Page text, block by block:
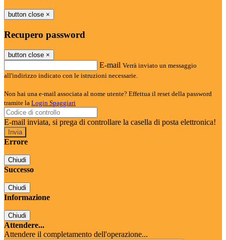
button close ×
Recupero password
button close ×
E-mail Verrà inviato un messaggio
all'indirizzo indicato con le istruzioni necessarie.
Non hai una e-mail associata al nome utente? Effettua il reset della password
tramite la Login Spaggiari
E-mail inviata, si prega di controllare la casella di posta elettronica!
Errore
Chiudi
Successo
Chiudi
Informazione
Chiudi
Attendere...
Attendere il completamento dell'operazione...